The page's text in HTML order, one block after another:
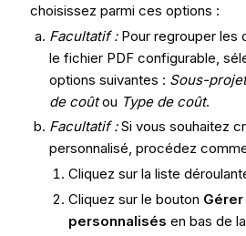
choisissez parmi ces options :
Facultatif :Pour regrouper les
le fichier PDF configurable,
options suivantes : Sous-projet
de coûtou Type de coût.
Facultatif :Si vous souhaitez
personnalisé, procédez
Cliquez sur la liste
Cliquez sur le bouton
personnalisés en bas de